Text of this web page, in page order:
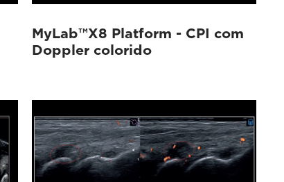
MyLab™X8 Platform - CPI com
Doppler colorido